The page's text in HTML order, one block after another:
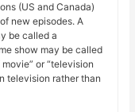
(US and Canada)
new episodes. A
be called a
show may be called
or “television
television rather than